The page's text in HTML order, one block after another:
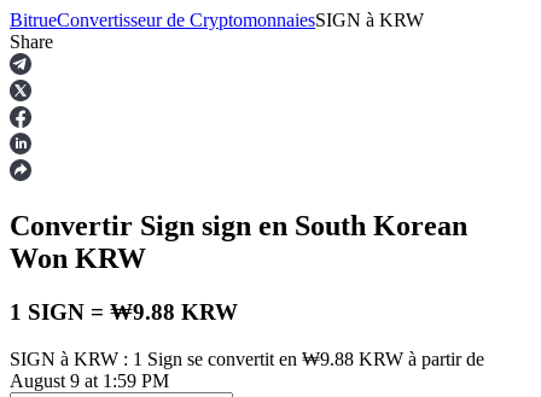
Contrats à terme
Futures USDT
BitrueConvertisseur de CryptomonnaiesSIGN à KRW
Share
Convertir Sign sign en South Korean
Won KRW
1 SIGN = ₩9.88 KRW
SIGN à KRW : 1 Sign se convertit en ₩9.88 KRW à partir de
August 9 at 1:59 PM